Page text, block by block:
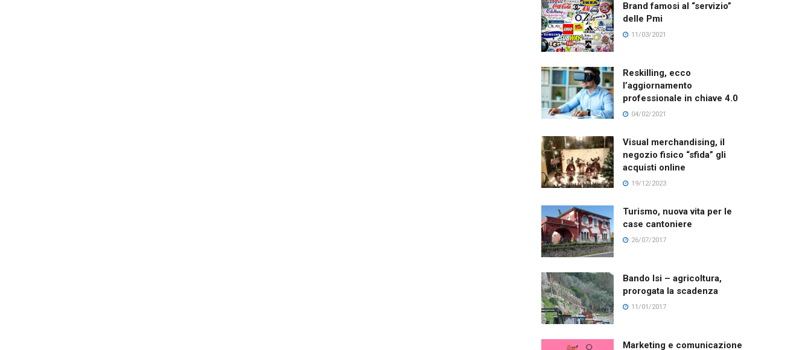
Brand famosi al “servizio”
delle Pmi
11/03/2021
Reskilling, ecco
l’aggiornamento
professionale in chiave 4.0
04/02/2021
Visual merchandising, il
negozio fisico “sfida” gli
acquisti online
19/12/2023
Turismo, nuova vita per le
case cantoniere
26/07/2017
Bando Isi – agricoltura,
prorogata la scadenza
11/01/2017
Marketing e comunicazione